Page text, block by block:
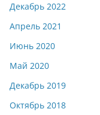
Декабрь 2022
Апрель 2021
Июнь 2020
Май 2020
Декабрь 2019
Октябрь 2018